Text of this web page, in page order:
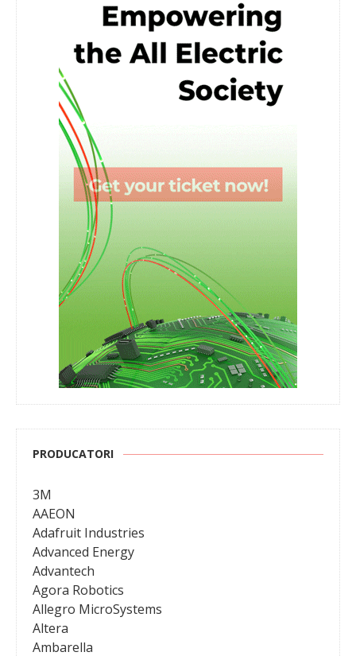
PRODUCATORI
3M
AAEON
Adafruit Industries
Advanced Energy
Advantech
Agora Robotics
Allegro MicroSystems
Altera
Ambarella